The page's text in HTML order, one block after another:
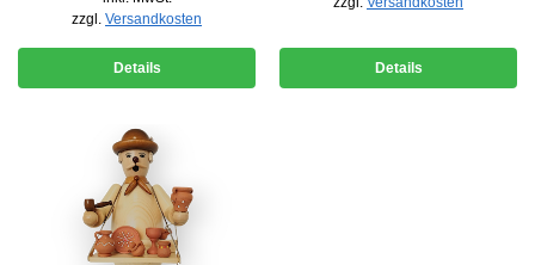
zzgl. Versandkosten
Details Details